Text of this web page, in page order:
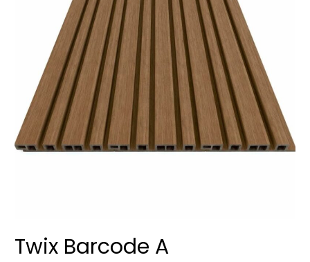
Twix Barcode A